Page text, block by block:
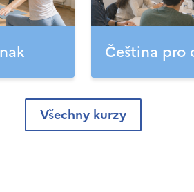
Čeština pro
Všechny kurzy